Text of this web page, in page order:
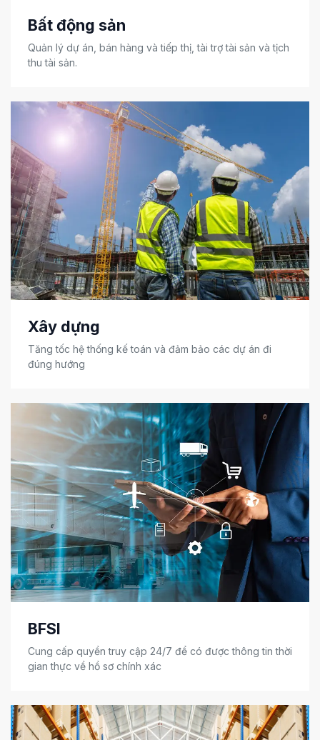
Bất động sản
Quản lý dự án, bán hàng và tiếp thị, tài trợ tài sản và tịch
thu tài sản.
Xây dựng
Tăng tốc hệ thống kế toán và đảm bảo các dự án đi
đúng hướng
BFSI
Cung cấp quyền truy cập 24/7 để có được thông tin thời
gian thực về hồ sơ chính xác